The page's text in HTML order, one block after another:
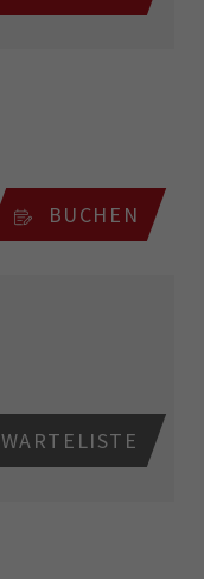
BUCHEN
WARTELISTE